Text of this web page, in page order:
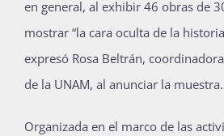
Bienvenida
en general, al exhibir 46 obras de
mostrar “la cara oculta de la
expresó Rosa Beltrán,
de la UNAM, al anunciar la muestra.
Organizada en el marco de las